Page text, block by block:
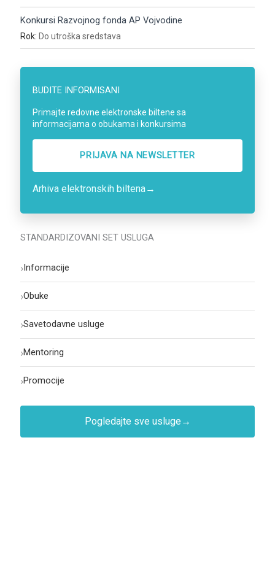
Konkursi Razvojnog fonda AP Vojvodine
Rok: Do utroška sredstava
BUDITE INFORMISANI
Primajte redovne elektronske biltene sa
informacijama o obukama i konkursima
PRIJAVA NA NEWSLETTER
Arhiva elektronskih biltena→
STANDARDIZOVANI SET USLUGA
›Informacije
›Obuke
›Savetodavne usluge
›Mentoring
›Promocije
Pogledajte sve usluge →